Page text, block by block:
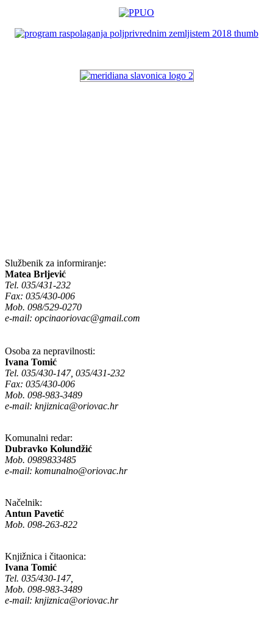
Službenik za informiranje:
Matea Brljević
Tel. 035/431-232
Fax: 035/430-006
Mob. 098/529-0270
e-mail: opcinaoriovac@gmail.com
Osoba za nepravilnosti:
Ivana Tomić
Tel. 035/430-147, 035/431-232
Fax: 035/430-006
Mob. 098-983-3489
e-mail: knjiznica@oriovac.hr
Komunalni redar:
Dubravko Kolundžić
Mob. 0989833485
e-mail: komunalno@oriovac.hr
Načelnik:
Antun Pavetić
Mob. 098-263-822
Knjižnica i čitaonica:
Ivana Tomić
Tel. 035/430-147,
Mob. 098-983-3489
e-mail: knjiznica@oriovac.hr